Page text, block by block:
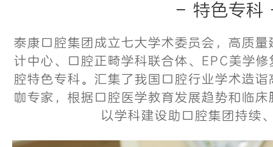
- 特色专
泰康口腔集团成立七大学术委员会，高质
计中心、口腔正畸学科联合体、EPC美学
腔特色专科。汇集了我国口腔行业学术造
咖专家，根据口腔医学教育发展趋势和临
以学科建设助口腔集团持续